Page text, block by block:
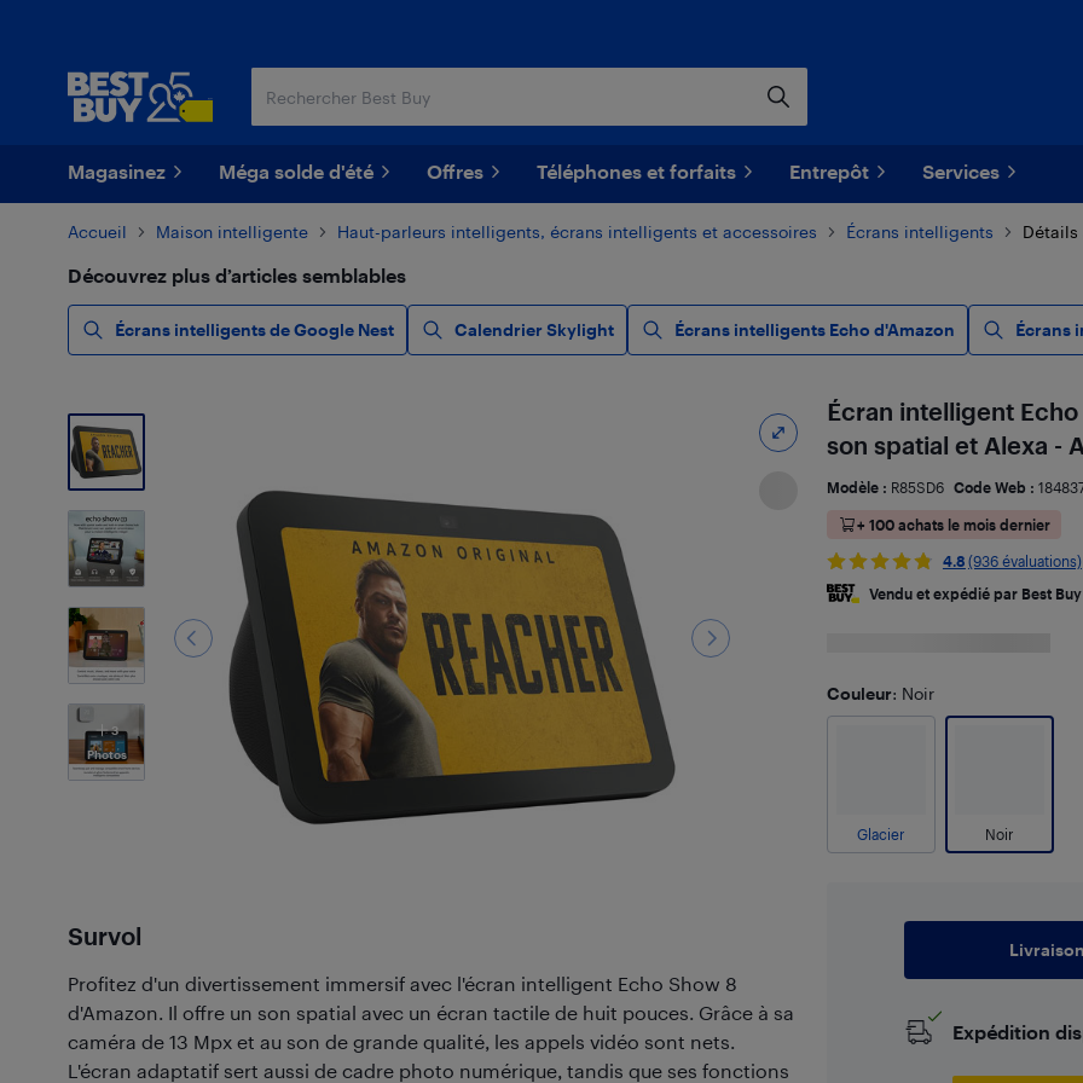
Magasinez Méga solde d'été Offres Téléphones et forfaits Entrepôt Services
Accueil Maison intelligente Haut-parleurs intelligents, écrans intelligents et accessoires Écrans intelligents
Découvrez plus d’articles semblables
Écrans intelligents de Google Nest Calendrier Skylight Écrans intelligents Echo d'Amazon Écrans
3
Photos
Survol
Profitez d'un divertissement immersif avec l'écran intelligent Echo Show 8
d'Amazon. Il offre un son spatial avec un écran tactile de huit pouces. Grâce à sa
caméra de 13 Mpx et au son de grande qualité, les appels vidéo sont nets.
L'écran adaptatif sert aussi de cadre photo numérique, tandis que ses fonctions
Écran intelligent
son spatial et Alexa -
Modèle : R85SD6 Code Web :
+ 100 achats le mois dernier
4.8 (936 évaluations)
Vendu et expédié par Best Buy
Couleur: Noir
Glacier Noir
Livraison
Expédition